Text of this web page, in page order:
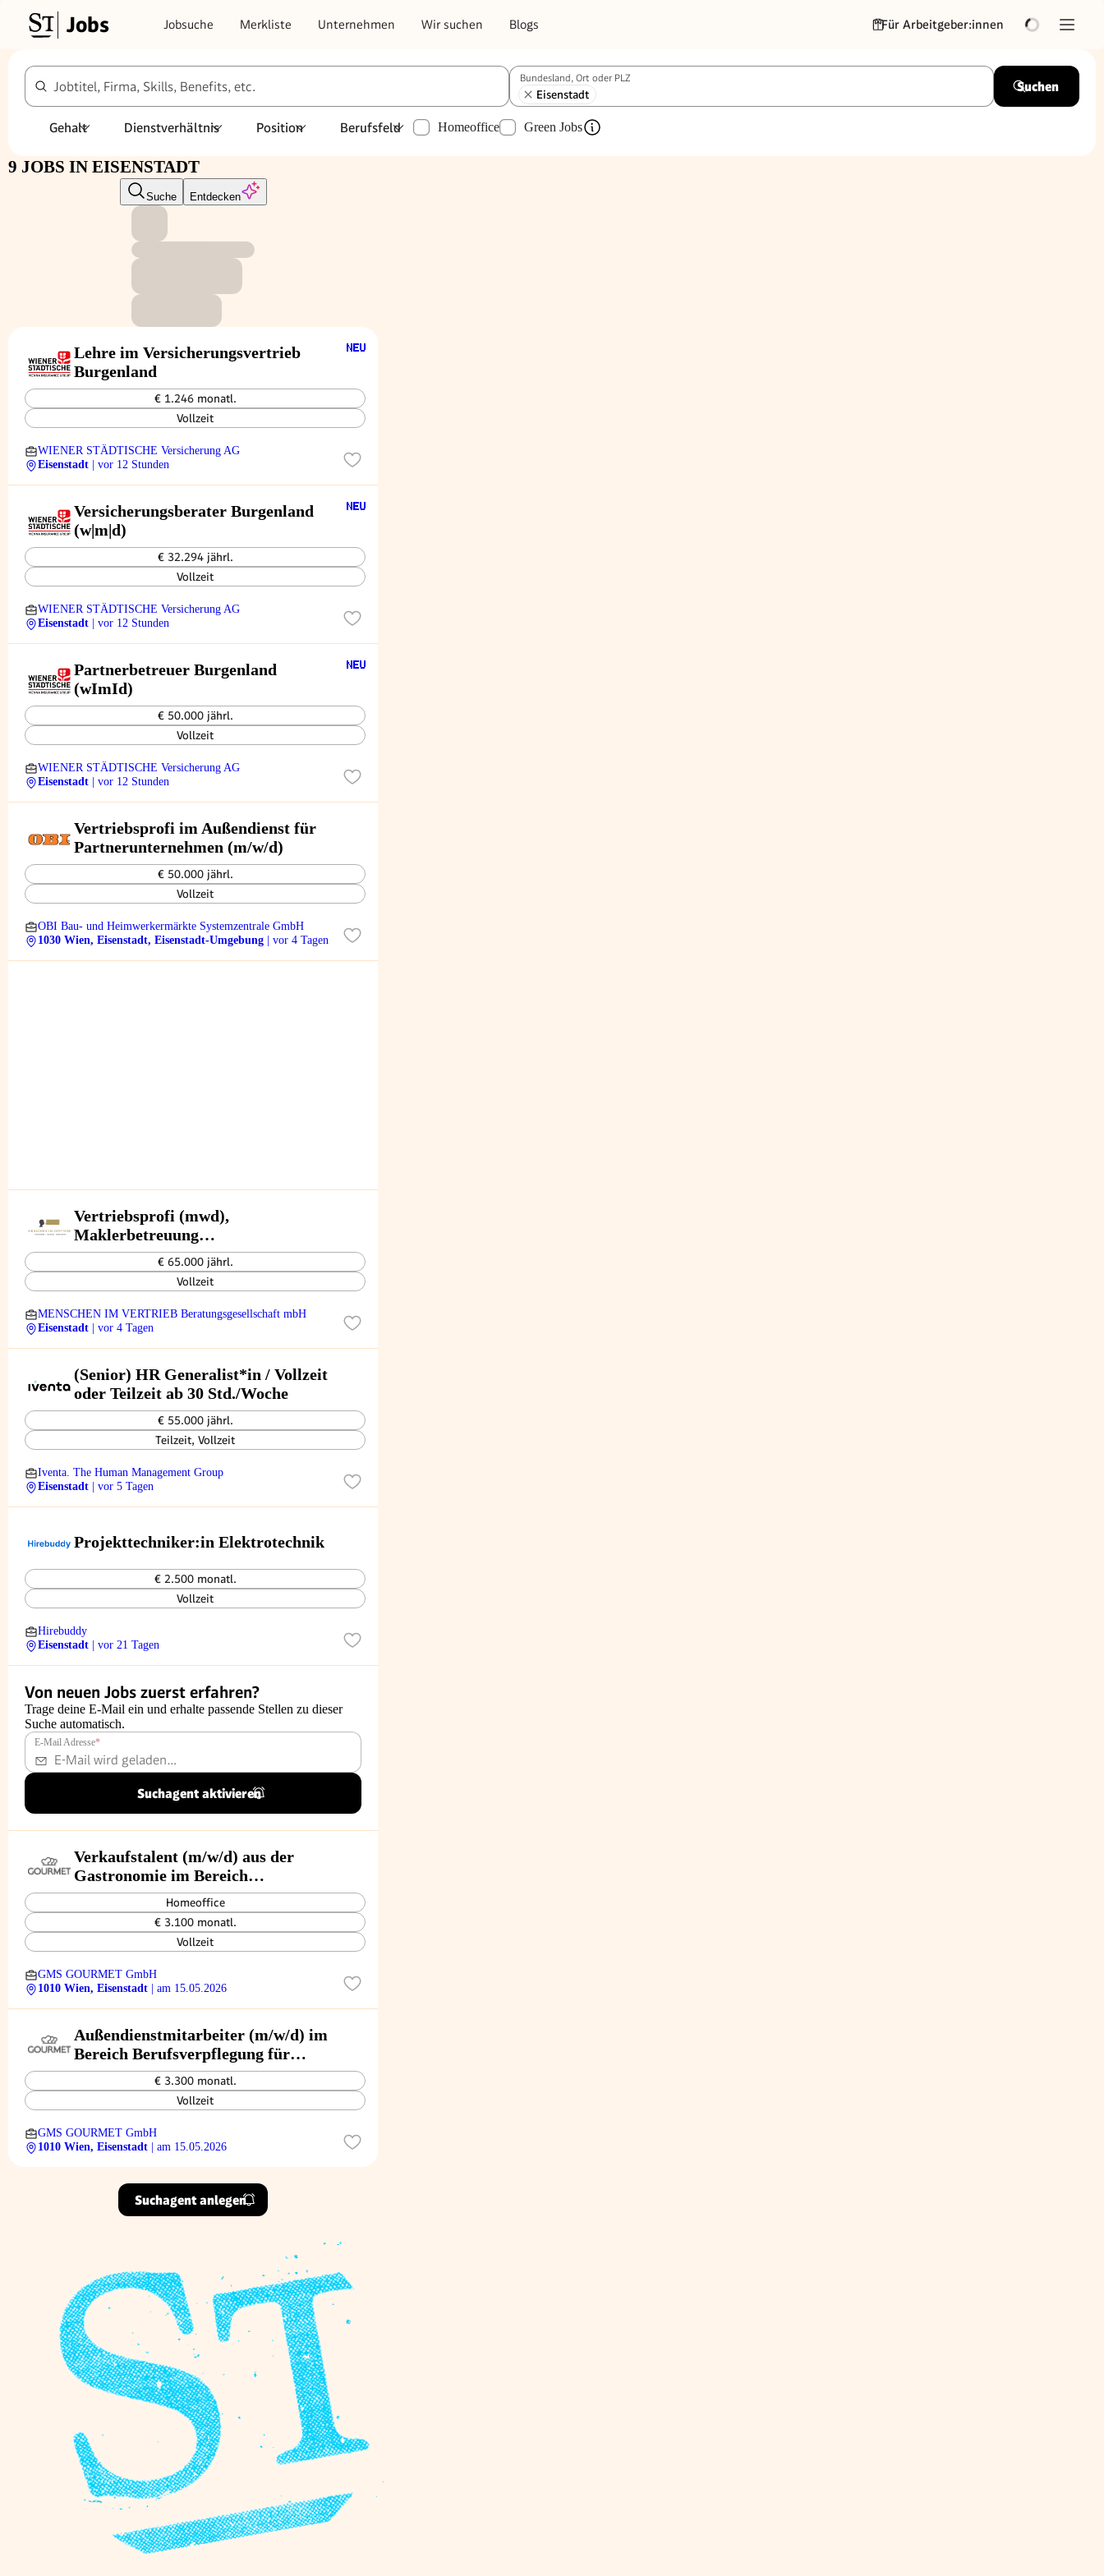
Jobs Jobsuche Merkliste Unternehmen Wir suchen Blogs Für Arbeitgeber:innen
Jobtitel, Firma, Skills, Benefits, etc.
Bundesland, Ort oder PLZ
Eisenstadt
Suchen
Gehalt Dienstverhältnis Position Berufsfeld Homeoffice Green Jobs
9 JOBS IN EISENSTADT
Suche Entdecken
Lehre im Versicherungsvertrieb
Burgenland
€ 1.246 monatl.
Vollzeit
WIENER STÄDTISCHE Versicherung AG
Eisenstadt
| vor 12 Stunden
Versicherungsberater Burgenland
(w|m|d)
€ 32.294 jährl.
Vollzeit
WIENER STÄDTISCHE Versicherung AG
Eisenstadt
| vor 12 Stunden
Partnerbetreuer Burgenland
(wImId)
€ 50.000 jährl.
Vollzeit
WIENER STÄDTISCHE Versicherung AG
Eisenstadt
| vor 12 Stunden
Vertriebsprofi im Außendienst für
Partnerunternehmen (m/w/d)
€ 50.000 jährl.
Vollzeit
OBI Bau- und Heimwerkermärkte Systemzentrale GmbH
1030 Wien, Eisenstadt, Eisenstadt-Umgebung
| vor 4 Tagen
Vertriebsprofi (mwd),
Maklerbetreuung
Versicherungsgeschäft, Burgenland
€ 65.000 jährl.
Vollzeit
MENSCHEN IM VERTRIEB Beratungsgesellschaft mbH
Eisenstadt
| vor 4 Tagen
(Senior) HR Generalist*in / Vollzeit
oder Teilzeit ab 30 Std./Woche
€ 55.000 jährl.
Teilzeit, Vollzeit
Iventa. The Human Management Group
Eisenstadt
| vor 5 Tagen
Projekttechniker:in Elektrotechnik
€ 2.500 monatl.
Vollzeit
Hirebuddy
Eisenstadt
| vor 21 Tagen
Von neuen Jobs zuerst erfahren?
Trage deine E-Mail ein und erhalte passende Stellen zu dieser
Suche automatisch.
E-Mail Adresse*
Suchagent aktivieren
Verkaufstalent (m/w/d) aus der
Gastronomie im Bereich
Berufsverpflegung für südliches
Wien und nördliches Burgenland
Homeoffice
€ 3.100 monatl.
Vollzeit
GMS GOURMET GmbH
1010 Wien, Eisenstadt
| am 15.05.2026
Außendienstmitarbeiter (m/w/d) im
Bereich Berufsverpflegung für
südliches Wien und nördliches
Burgenland
€ 3.300 monatl.
Vollzeit
GMS GOURMET GmbH
1010 Wien, Eisenstadt
| am 15.05.2026
Suchagent anlegen